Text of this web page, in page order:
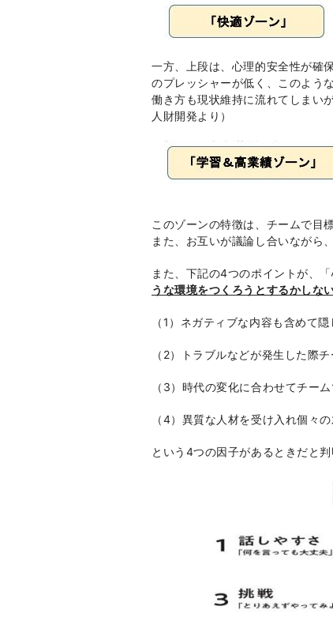
一方、上段は、心理的安全性が確
のプレッシャーが低く、このよう
働き方も現状維持
人財開発より）
このゾーンの特徴は、チームで目
また、お互いが議論し合いながら
また、下記の4つのポイントが、
うな環境をつくろうとするかしな
（1 ）ネガティブな内容も含めて
（ 2）トラブルなどが発生した際
（ 3）時代の変化に合わせてチー
（4）異質な人材を受け入れ個々
という 4つの因子があるときだと判